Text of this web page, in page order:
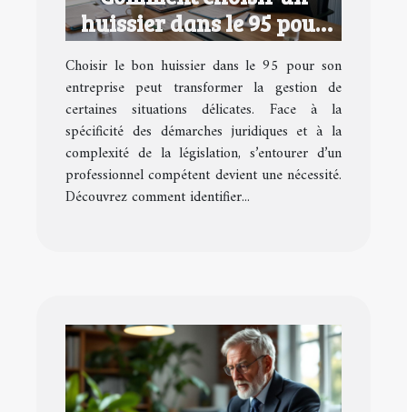
huissier dans le 95 pour
votre entreprise ?
Choisir le bon huissier dans le 95 pour son
entreprise peut transformer la gestion de
certaines situations délicates. Face à la
spécificité des démarches juridiques et à la
complexité de la législation, s’entourer d’un
professionnel compétent devient une nécessité.
Découvrez comment identifier...